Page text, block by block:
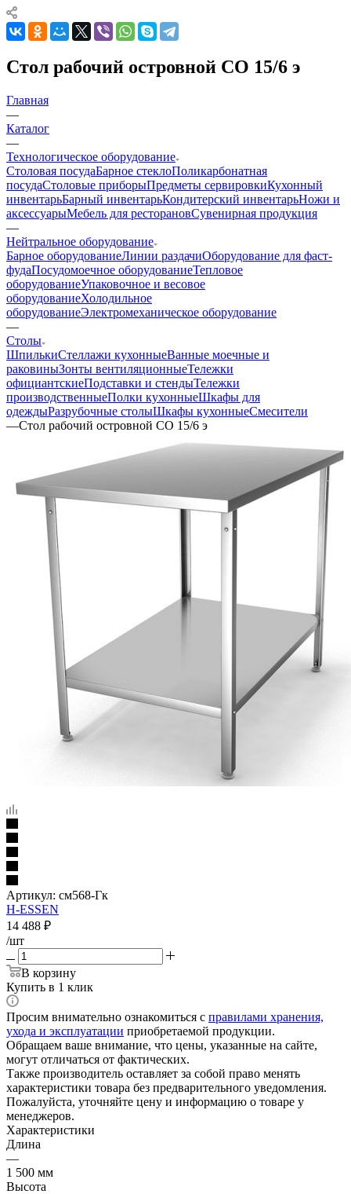
Стол рабочий островной СО 15/6 э
Главная
—
Каталог
—
Технологическое оборудование
Столовая посудаБарное стеклоПоликарбонатная
посудаСтоловые приборыПредметы сервировкиКухонный
инвентарьБарный инвентарьКондитерский инвентарьНожи и
аксессуарыМебель для ресторановСувенирная продукция
—
Нейтральное оборудование
Барное оборудованиеЛинии раздачиОборудование для фаст-
фудаПосудомоечное оборудованиеТепловое
оборудованиеУпаковочное и весовое
оборудованиеХолодильное
оборудованиеЭлектромеханическое оборудование
—
Столы
ШпилькиСтеллажи кухонныеВанные моечные и
раковиныЗонты вентиляционныеТележки
официантскиеПодставки и стендыТележки
производственныеПолки кухонныеШкафы для
одеждыРазрубочные столыШкафы кухонныеСмесители
—Стол рабочий островной СО 15/6 э
Артикул: см568-Гк
H-ESSEN
14 488 ₽
/шт
В корзину
Купить в 1 клик
Просим внимательно ознакомиться с правилами хранения,
ухода и эксплуатации приобретаемой продукции.
Обращаем ваше внимание, что цены, указанные на сайте,
могут отличаться от фактических.
Также производитель оставляет за собой право менять
характеристики товара без предварительного уведомления.
Пожалуйста, уточняйте цену и информацию о товаре у
менеджеров.
Характеристики
Длина
—
1 500 мм
Высота